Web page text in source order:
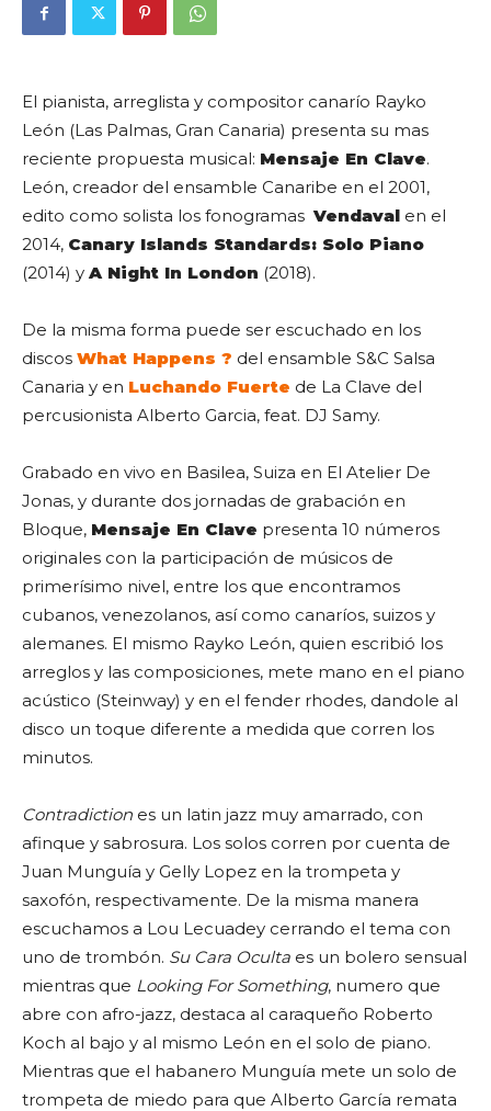
El pianista, arreglista y compositor canarío Rayko
León (Las Palmas, Gran Canaria) presenta su mas
reciente propuesta musical: Mensaje En Clave.
León, creador del ensamble Canaribe en el 2001,
edito como solista los fonogramas Vendaval en el
2014, Canary Islands Standards: Solo Piano
(2014) y A Night In London (2018).
De la misma forma puede ser escuchado en los
discos What Happens ? del ensamble S&C Salsa
Canaria y en Luchando Fuerte de La Clave del
percusionista Alberto Garcia, feat. DJ Samy.
Grabado en vivo en Basilea, Suiza en El Atelier De
Jonas, y durante dos jornadas de grabación en
Bloque, Mensaje En Clave presenta 10 números
originales con la participación de músicos de
primerísimo nivel, entre los que encontramos
cubanos, venezolanos, así como canaríos, suizos y
alemanes. El mismo Rayko León, quien escribió los
arreglos y las composiciones, mete mano en el piano
acústico (Steinway) y en el fender rhodes, dandole al
disco un toque diferente a medida que corren los
minutos.
Contradiction es un latin jazz muy amarrado, con
afinque y sabrosura. Los solos corren por cuenta de
Juan Munguía y Gelly Lopez en la trompeta y
saxofón, respectivamente. De la misma manera
escuchamos a Lou Lecuadey cerrando el tema con
uno de trombón. Su Cara Oculta es un bolero sensual
mientras que Looking For Something, numero que
abre con afro-jazz, destaca al caraqueño Roberto
Koch al bajo y al mismo León en el solo de piano.
Mientras que el habanero Munguía mete un solo de
trompeta de miedo para que Alberto García remata